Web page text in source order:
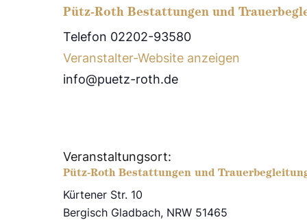
Pütz-Roth Bestattungen und
Telefon 02202-93580
Veranstalter-Website anzeigen
info@puetz-roth.de
Veranstaltungsort:
Pütz-Roth Bestattungen und
Kürtener Str. 10
Bergisch Gladbach, NRW 51465